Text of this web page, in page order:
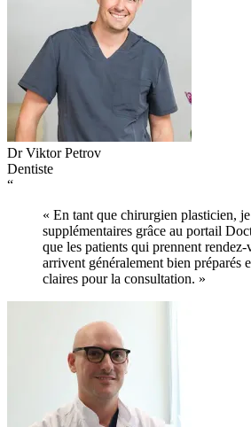
Dr Viktor Petrov
Dentiste
“
« En tant que chirurgien plasticien,
supplémentaires grâce au portail
que les patients qui prennent
arrivent généralement bien préparés
claires pour la consultation. »